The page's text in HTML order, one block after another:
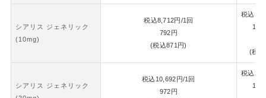
シアリス ジェネリック
(10mg)
税込8,712円/1回
792円
(税込871 円)
税込
1錠
(税込
シアリス ジェネリック
税込 10,692円/1回
972円
税込
1錠